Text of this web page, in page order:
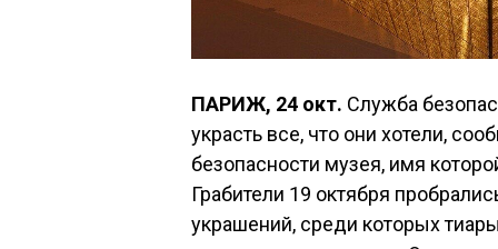
ПАРИЖ, 24 окт. Служба
украсть все, что они хотели,
безопасности музея, имя
Грабители 19 октября
украшений, среди которых